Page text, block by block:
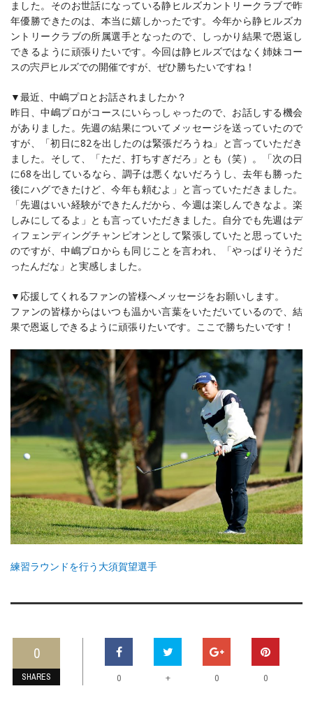
ました。そのお世話になっている静ヒルズカントリークラブで昨
年優勝できたのは、本当に嬉しかったです。今年から静ヒルズカ
ントリークラブの所属選手となったので、しっかり結果で恩返し
できるように頑張りたいです。今回は静ヒルズではなく姉妹コー
スの宍戸ヒルズでの開催ですが、ぜひ勝ちたいですね！
▼最近、中嶋プロとお話されましたか？
昨日、中嶋プロがコースにいらっしゃったので、お話しする機会
がありました。先週の結果についてメッセージを送っていたので
すが、「初日に82を出したのは緊張だろうね」と言っていただき
ました。そして、「ただ、打ちすぎだろ」とも（笑）。「次の日
に68を出しているなら、調子は悪くないだろうし、去年も勝った
後にハグできたけど、今年も頼むよ」と言っていただきました。
「先週はいい経験ができたんだから、今週は楽しんできなよ。楽
しみにしてるよ」とも言っていただきました。自分でも先週はデ
ィフェンディングチャンピオンとして緊張していたと思っていた
のですが、中嶋プロからも同じことを言われ、「やっぱりそうだ
ったんだな」と実感しました。
▼応援してくれるファンの皆様へメッセージをお願いします。
ファンの皆様からはいつも温かい言葉をいただいているので、結
果で恩返しできるように頑張りたいです。ここで勝ちたいです！
練習ラウンドを行う大須賀望選手
0
SHARES 0 + 0 0